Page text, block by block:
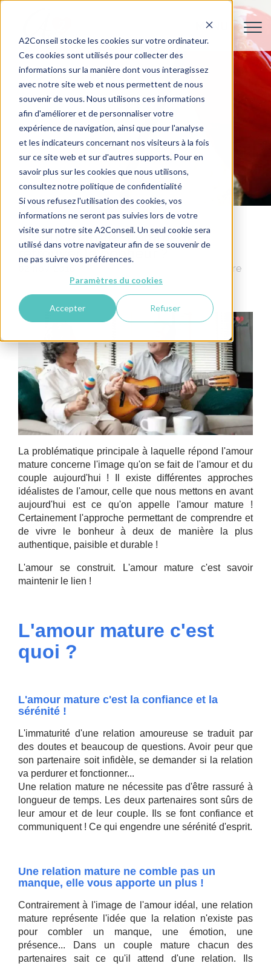
A2Conseil stocke les cookies sur votre ordinateur.
Ces cookies sont utilisés pour collecter des
informations sur la manière dont vous interagissez
avec notre site web et nous permettent de nous
souvenir de vous. Nous utilisons ces informations
afin d'améliorer et de personnaliser votre
expérience de navigation, ainsi que pour l'analyse
et les indicateurs concernant nos visiteurs à la fois
sur ce site web et sur d'autres supports. Pour en
savoir plus sur les cookies que nous utilisons,
consultez notre politique de confidentialité
Si vous refusez l'utilisation des cookies, vos
informations ne seront pas suivies lors de votre
visite sur notre site A2Conseil. Un seul cookie sera
utilisé dans votre navigateur afin de se souvenir de
ne pas suivre vos préférences.
Paramètres du cookies
Accepter Refuser
Amour mature : comment
retrouver le bonheur ?
Rencontre
Conseils pour Lui
Happiness Coaching
La problématique principale à laquelle répond l'amour
mature concerne l'image qu'on se fait de l'amour et du
couple aujourd'hui ! Il existe différentes approches
idéalistes de l'amour, celle que nous mettons en avant
aujourd'hui est ce qu'on appelle l'amour mature !
Certainement l'approche permettant de comprendre et
de vivre le bonheur à deux de manière la plus
authentique, paisible et durable !
L'amour se construit. L'amour mature c'est savoir
maintenir le lien !
L'amour mature c'est
quoi ?
L'amour mature c'est la confiance et la
sérénité !
L'immaturité d'une relation amoureuse se traduit par
des doutes et beaucoup de questions. Avoir peur que
son partenaire soit infidèle, se demander si la relation
va perdurer et fonctionner...
Une relation mature ne nécessite pas d'être rassuré à
longueur de temps. Les deux partenaires sont sûrs de
leur amour et de leur couple. Ils se font confiance et
communiquent ! Ce qui engendre une sérénité d'esprit.
Une relation mature ne comble pas un
manque, elle vous apporte un plus !
Contrairement à l'image de l'amour idéal, une relation
mature représente l'idée que la relation n'existe pas
pour combler un manque, une émotion, une
présence... Dans un couple mature chacun des
partenaires sait ce qu'il attend d'une relation. Ils